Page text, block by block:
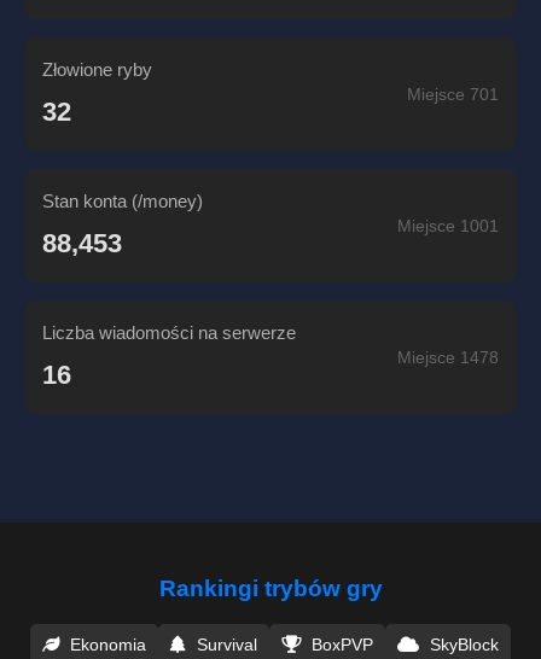
Złowione ryby
32
Miejsce 701
Stan konta (/money)
88,453
Miejsce 1001
Liczba wiadomości na serwerze
16
Miejsce 1478
Rankingi trybów gry
Ekonomia Survival BoxPVP SkyBlock